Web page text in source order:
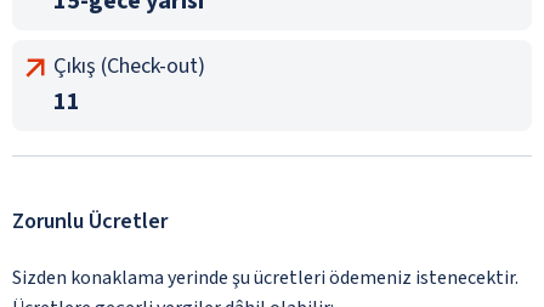
Çıkış (Check-out)
11
Zorunlu Ücretler
Sizden konaklama yerinde şu ücretleri ödemeniz istenecektir.